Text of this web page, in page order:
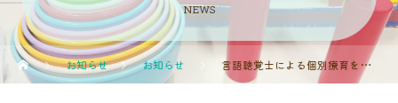
NEWS
お知らせ お知らせ 言語聴覚士による個別療育を始めました。